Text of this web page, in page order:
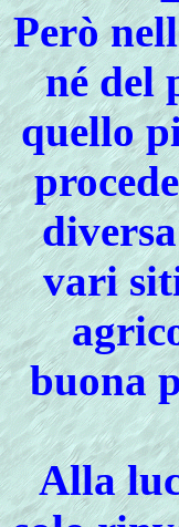
Però
né del
quello
vari
buona
Alla